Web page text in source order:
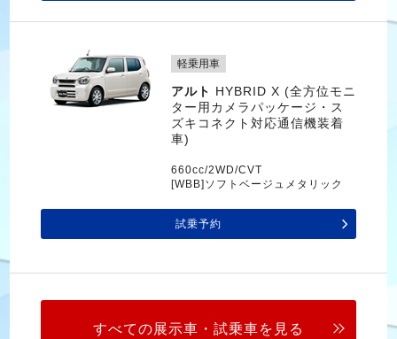
軽乗用車
アルト HYBRID X (全方位モニ
ター用カメラパッケージ・ス
ズキコネクト対応通信機装着
車)
660cc/2WD/CVT
[WBB]ソフトベージュメタリック
試乗予約
すべての展示車・試乗車を見る